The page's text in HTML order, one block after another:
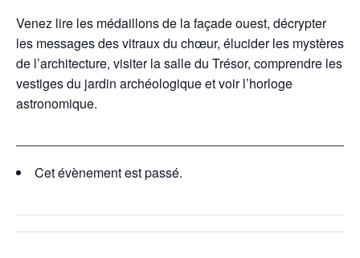
Venez lire les médaillons de la façade ouest, décrypter
les messages des vitraux du chœur, élucider les mystères
de l’architecture, visiter la salle du Trésor, comprendre les
vestiges du jardin archéologique et voir l’horloge
astronomique.
Cet évènement est passé.